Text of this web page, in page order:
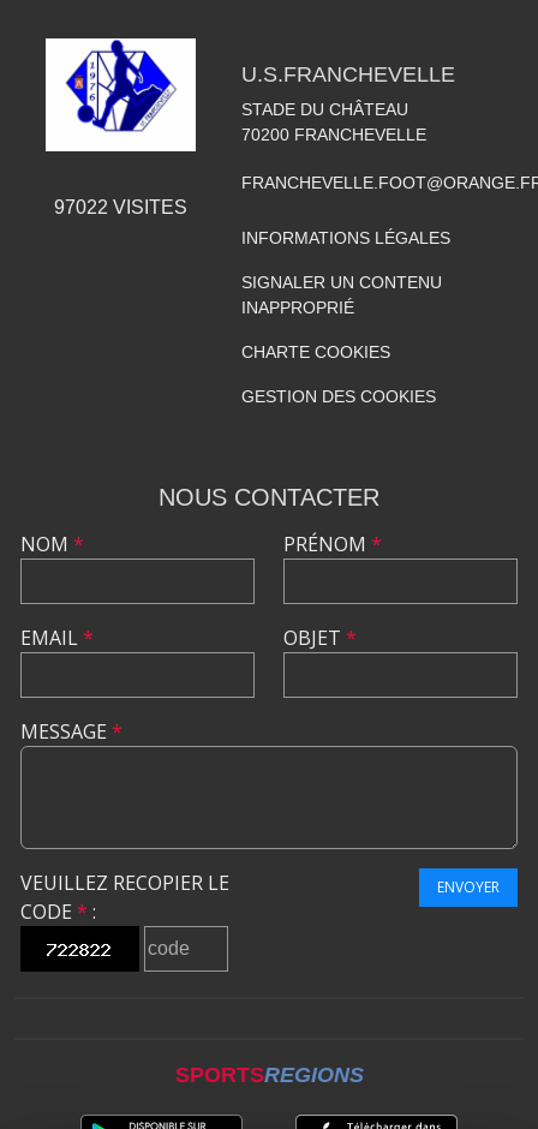
97022 VISITES
U.S.FRANCHEVELLE
STADE DU CHÂTEAU
70200 FRANCHEVELLE
INFORMATIONS LÉGALES
SIGNALER UN CONTENU
INAPPROPRIÉ
CHARTE COOKIES
GESTION DES COOKIES
NOUS CONTACTER
NOM *
EMAIL*
PRÉNOM *
OBJET *
MESSAGE *
VEUILLEZ RECOPIER LE
CODE * :
ENVOYER
SPORTSREGIONS